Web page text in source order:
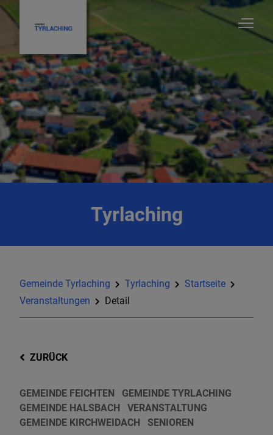
Tyrlaching
Gemeinde Tyrlaching Tyrlaching
Startseite
Veranstaltungen
Detail
ZURÜCK
GEMEINDE FEICHTEN
GEMEINDE TYRLACHING
GEMEINDE HALSBACH
VERANSTALTUNG
GEMEINDE KIRCHWEIDACH
SENIOREN